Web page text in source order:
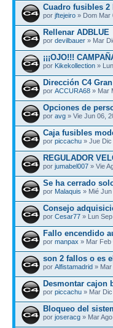
Cuadro fusibles
por jftejeiro » Dom Mar
Rellenar ADBLUE
por devilbauer » Mar
¡¡¡OJO!!!
por Kikekollection »
Dirección C4
por ACCURA68 » Mar
Opciones de
por avg » Vie Jun 06,
Caja fusibles
por piccachu » Jue Dic
REGULADOR
por jumabel007 » Vie
Se ha cerrado
por Malaquis » Mié
Consejo
por Cesar77 » Lun
Fallo encendido
por manpax » Mar Feb
son 2 fallos o es
por Alfistamadrid » Mar
Desmontar cajon
por piccachu » Mar
Bloqueo del
por joseracg » Mar